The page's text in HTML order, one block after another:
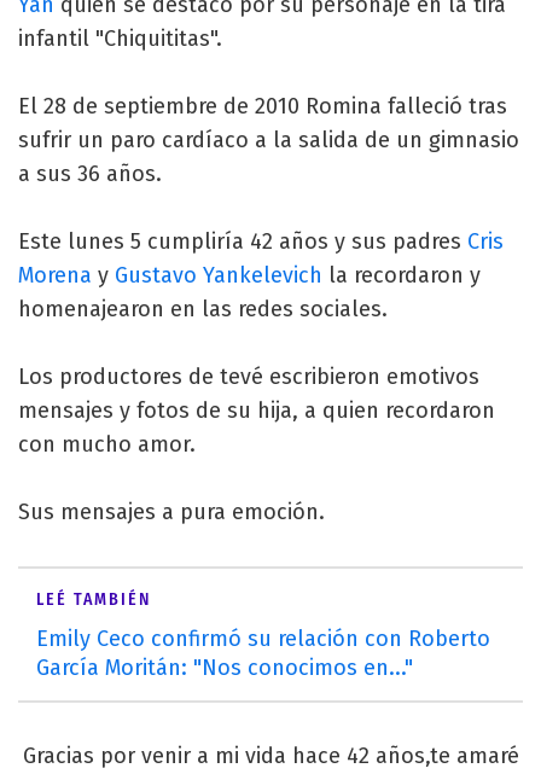
infantil "Chiquititas".
El 28 de septiembre de 2010 Romina falleció tras
sufrir un paro cardíaco a la salida de un gimnasio
a sus 36 años.
Este lunes 5 cumpliría 42 años y sus padres Cris
Morena y Gustavo Yankelevich la recordaron y
homenajearon en las redes sociales.
Los productores de tevé escribieron emotivos
mensajes y fotos de su hija, a quien recordaron
con mucho amor.
Sus mensajes a pura emoción.
LEÉ TAMBIÉN
Emily Ceco confirmó su relación con Roberto
García Moritán: "Nos conocimos en..."
Gracias por venir a mi vida hace 42 años,te amaré